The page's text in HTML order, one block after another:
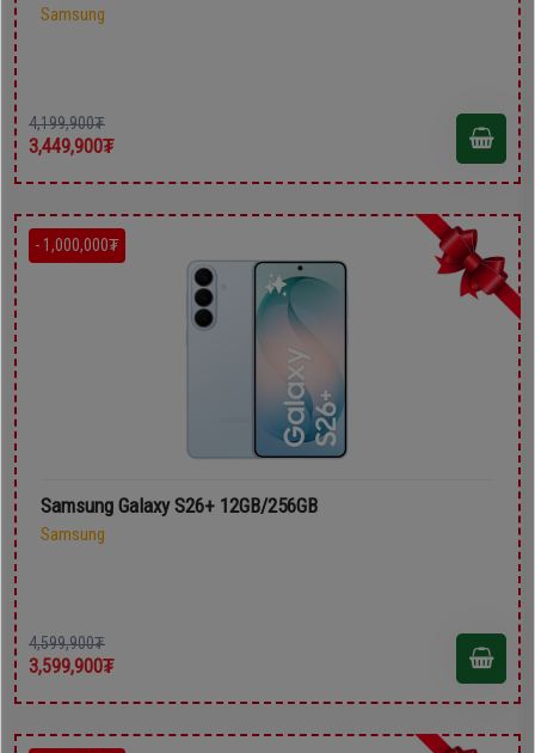
Samsung
4,199,900₮
3,449,900₮
- 1,000,000₮
Samsung Galaxy S26+ 12GB/256GB
Samsung
4,599,900₮
3,599,900₮